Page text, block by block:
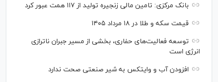
بانک مرکزی: تامین مالی زنجیره تولید از ۱۱۷ همت عبور کرد
قیمت سکه و طلا در ۱۸ مرداد ۱۴۰۵
توسعه فعالیت‌های حفاری، بخشی از مسیر جبران ناترازی
انرژی است
افزودن آب و وایتکس به شیر صنعتی صحت ندارد